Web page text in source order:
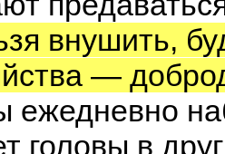
внушить,
—
ежедневно
головы в